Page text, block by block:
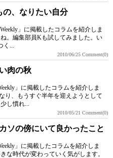
の、なりたい自分
」に掲載したコラムを紹介しま
。編集部員Kも試してみました。い
く...
2010/06/25 Comment(0)
肉の秋
」に掲載したコラムを紹介しま
、もうすぐ半年を迎えようとして
し慣れ...
2010/05/21 Comment(0)
ソの傍にいて良かったこと
」に掲載したコラムを紹介しま
な時代が変わっていく気がします。